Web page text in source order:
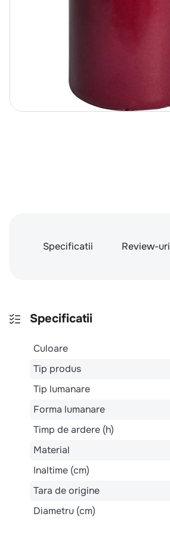
Specificatii Review-uri
Specificatii
Culoare
Tip produs
Tip lumanare
Forma lumanare
Timp de ardere (h)
Material
Inaltime (cm)
Tara de origine
Diametru (cm)